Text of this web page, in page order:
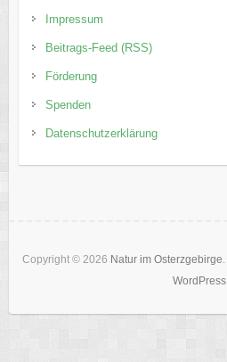
Impressum
Beitrags-Feed (RSS)
Förderung
Spenden
Datenschutzerklärung
Copyright © 2026 Natur im Osterzgebirge
WordPress